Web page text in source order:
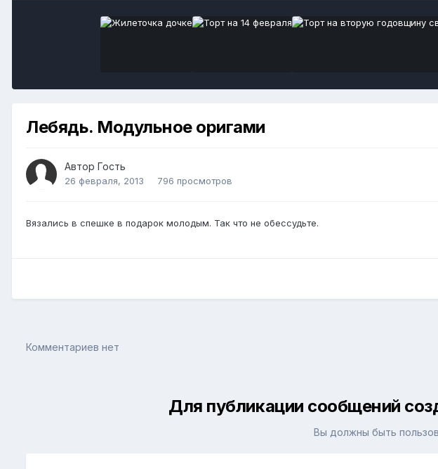
Лебядь. Модульное оригами
Автор Гость
26 февраля, 2013 796 просмотров
Вязались в спешке в подарок молодым. Так что не обессудьте.
Комментариев нет
Для публикации сообщений
Вы должны быть